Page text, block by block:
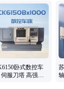
卧式数控车
伺服刀塔 高强度